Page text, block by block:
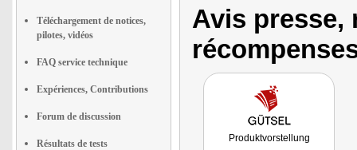
Téléchargement de notices,
pilotes, vidéos
FAQ service technique
Expériences, Contributions
Forum de discussion
Résultats de tests
Avis presse,
Produktvorstellung